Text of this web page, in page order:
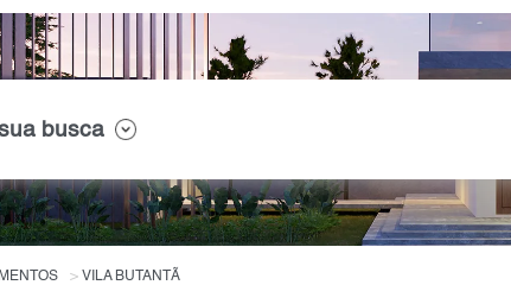
busca
VILA BUTANTÃ